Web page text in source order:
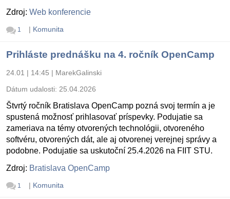
Zdroj: Web konferencie
1 | Komunita
Prihláste prednášku na 4. ročník OpenCamp
24.01 | 14:45 | MarekGalinski
Dátum udalosti: 25.04.2026
Štvrtý ročník Bratislava OpenCamp pozná svoj termín a je
spustená možnosť prihlasovať príspevky. Podujatie sa
zameriava na témy otvorených technológii, otvoreného
softvéru, otvorených dát, ale aj otvorenej verejnej správy a
podobne. Podujatie sa uskutoční 25.4.2026 na FIIT STU.
Zdroj: Bratislava OpenCamp
1 | Komunita